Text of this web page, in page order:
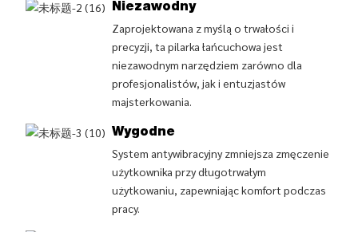
Niezawodny
Zaprojektowana z myślą o trwałości i
precyzji, ta pilarka łańcuchowa jest
niezawodnym narzędziem zarówno dla
profesjonalistów, jak i entuzjastów
majsterkowania.
Wygodne
System antywibracyjny zmniejsza zmęczenie
użytkownika przy długotrwałym
użytkowaniu, zapewniając komfort podczas
pracy.